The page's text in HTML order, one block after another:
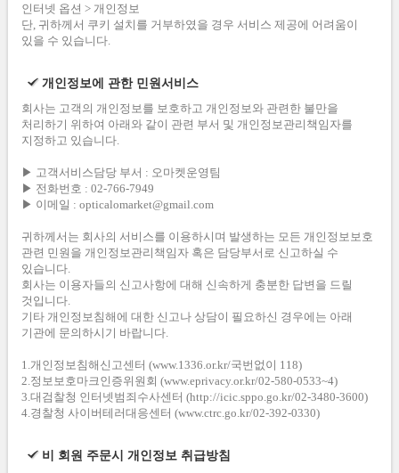
인터넷 옵션 > 개인정보
단, 귀하께서 쿠키 설치를 거부하였을 경우 서비스 제공에 어려움이
있을 수 있습니다.
개인정보에 관한 민원서비스
회사는 고객의 개인정보를 보호하고 개인정보와 관련한 불만을
처리하기 위하여 아래와 같이 관련 부서 및 개인정보관리책임자를
지정하고 있습니다.
▶ 고객서비스담당 부서 : 오마켓운영팀
▶ 전화번호 : 02-766-7949
▶ 이메일 : opticalomarket@gmail.com
귀하께서는 회사의 서비스를 이용하시며 발생하는 모든 개인정보보호
관련 민원을 개인정보관리책임자 혹은 담당부서로 신고하실 수
있습니다.
회사는 이용자들의 신고사항에 대해 신속하게 충분한 답변을 드릴
것입니다.
기타 개인정보침해에 대한 신고나 상담이 필요하신 경우에는 아래
기관에 문의하시기 바랍니다.
1.개인정보침해신고센터 (www.1336.or.kr/국번없이 118)
2.정보보호마크인증위원회 (www.eprivacy.or.kr/02-580-0533~4)
3.대검찰청 인터넷범죄수사센터 (http://icic.sppo.go.kr/02-3480-3600)
4.경찰청 사이버테러대응센터 (www.ctrc.go.kr/02-392-0330)
비 회원 주문시 개인정보 취급방침